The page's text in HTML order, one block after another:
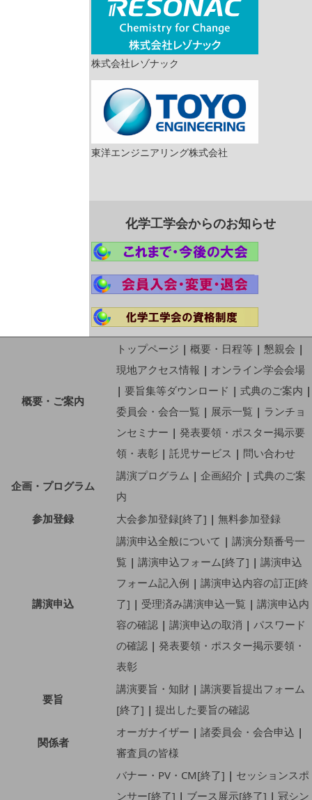
株式会社レゾナック
東洋エンジニアリング株式会社
化学工学会からのお知らせ
概要・ご案内
トップページ | 概要・日程等 | 懇親会 |
現地アクセス情報 | オンライン学会会場
| 要旨集等ダウンロード | 式典のご案内 |
委員会・会合一覧 | 展示一覧 | ランチョ
ンセミナー | 発表要領・ポスター掲示要
領・表彰 | 託児サービス | 問い合わせ
企画・プログラム
講演プログラム | 企画紹介 | 式典のご案
内
参加登録
大会参加登録[終了] | 無料参加登録
講演申込
講演申込全般について | 講演分類番号一
覧 | 講演申込フォーム[終了] | 講演申込
フォーム記入例 | 講演申込内容の訂正[終
了] | 受理済み講演申込一覧 | 講演申込内
容の確認 | 講演申込の取消 | パスワード
の確認 | 発表要領・ポスター掲示要領・
表彰
要旨
講演要旨・知財 | 講演要旨提出フォーム
[終了] | 提出した要旨の確認
関係者
オーガナイザー | 諸委員会・会合申込 |
審査員の皆様
バナー・PV・CM[終了] | セッションスポ
ンサー[終了] | ブース展示[終了] | 冠シン